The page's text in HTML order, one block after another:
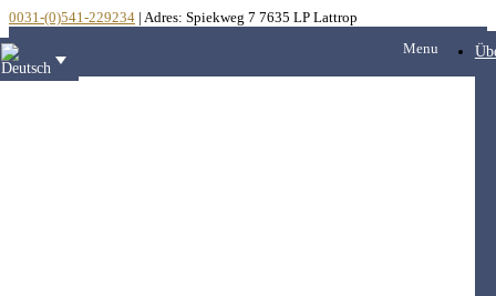
0031-(0)541-229234 | Adres: Spiekweg 7 7635 LP Lattrop
Menu